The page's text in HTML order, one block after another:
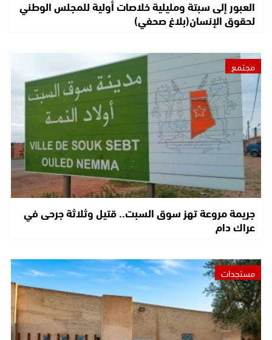
العبور إلى سبتة ومليلية خلاصات أولية للمجلس الوطني
لحقوق الإنسان(بلاغ صحفي)
مجتمع
جريمة مروعة تهز سوق السبت.. قتيل وثلاثة جرحى في
عراك دام
مستجدات